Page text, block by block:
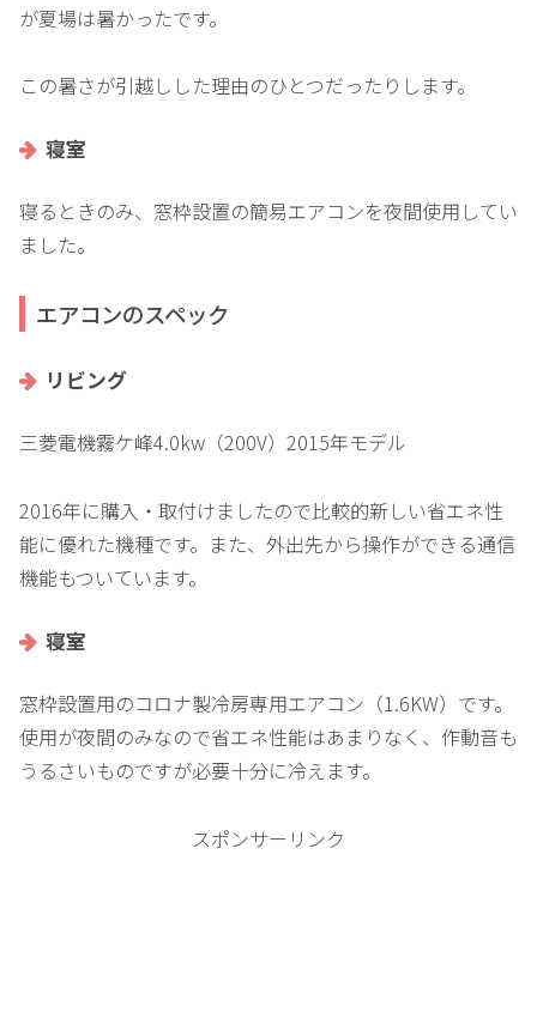
が夏場は暑かったです。
この暑さが引越しした理由のひとつだったりします。
寝室
寝るときのみ、窓枠設置の簡易エアコンを夜間使用してい
ました。
エアコンのスペック
リビング
三菱電機霧ケ峰4.0kw（200V）2015年モデル
2016年に購入・取付けましたので比較的新しい省エネ性
能に優れた機種です。また、外出先から操作ができる通信
機能もついています。
寝室
窓枠設置用のコロナ製冷房専用エアコン（1.6KW）です。
使用が夜間のみなので省エネ性能はあまりなく、作動音も
うるさいものですが必要十分に冷えます。
スポンサーリンク